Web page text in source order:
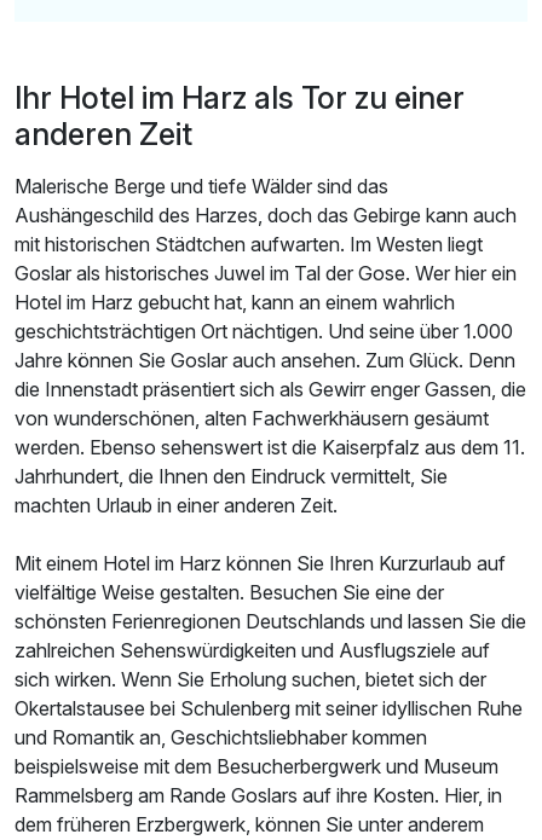
Ihr Hotel im Harz als Tor zu einer
anderen Zeit
Malerische Berge und tiefe Wälder sind das
Aushängeschild des Harzes, doch das Gebirge kann auch
mit historischen Städtchen aufwarten. Im Westen liegt
Goslar als historisches Juwel im Tal der Gose. Wer hier ein
Hotel im Harz gebucht hat, kann an einem wahrlich
geschichtsträchtigen Ort nächtigen. Und seine über 1.000
Jahre können Sie Goslar auch ansehen. Zum Glück. Denn
die Innenstadt präsentiert sich als Gewirr enger Gassen, die
von wunderschönen, alten Fachwerkhäusern gesäumt
werden. Ebenso sehenswert ist die Kaiserpfalz aus dem 11.
Jahrhundert, die Ihnen den Eindruck vermittelt, Sie
machten Urlaub in einer anderen Zeit.
Mit einem Hotel im Harz können Sie Ihren Kurzurlaub auf
vielfältige Weise gestalten. Besuchen Sie eine der
schönsten Ferienregionen Deutschlands und lassen Sie die
zahlreichen Sehenswürdigkeiten und Ausflugsziele auf
sich wirken. Wenn Sie Erholung suchen, bietet sich der
Okertalstausee bei Schulenberg mit seiner idyllischen Ruhe
und Romantik an, Geschichtsliebhaber kommen
beispielsweise mit dem Besucherbergwerk und Museum
Rammelsberg am Rande Goslars auf ihre Kosten. Hier, in
dem früheren Erzbergwerk, können Sie unter anderem